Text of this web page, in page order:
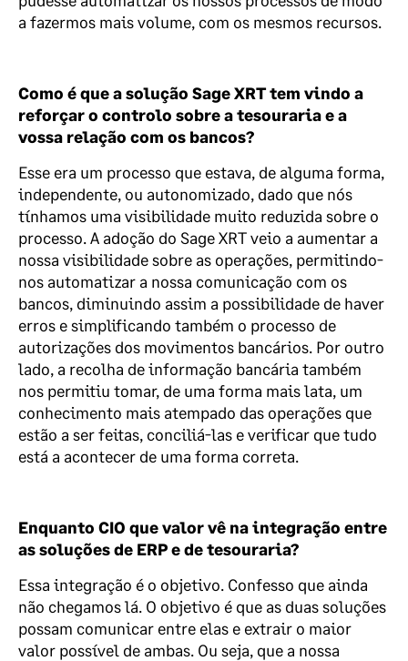
a fazermos mais volume, com os mesmos recursos.
Como é que a solução Sage XRT tem vindo a
reforçar o controlo sobre a tesouraria e a
vossa relação com os bancos?
Esse era um processo que estava, de alguma forma,
independente, ou autonomizado, dado que nós
tínhamos uma visibilidade muito reduzida sobre o
processo. A adoção do Sage XRT veio a aumentar a
nossa visibilidade sobre as operações, permitindo-
nos automatizar a nossa comunicação com os
bancos, diminuindo assim a possibilidade de haver
erros e simplificando também o processo de
autorizações dos movimentos bancários. Por outro
lado, a recolha de informação bancária também
nos permitiu tomar, de uma forma mais lata, um
conhecimento mais atempado das operações que
estão a ser feitas, conciliá-las e verificar que tudo
está a acontecer de uma forma correta.
Enquanto CIO que valor vê na integração entre
as soluções de ERP e de tesouraria?
Essa integração é o objetivo. Confesso que ainda
não chegamos lá. O objetivo é que as duas soluções
possam comunicar entre elas e extrair o maior
valor possível de ambas. Ou seja, que a nossa